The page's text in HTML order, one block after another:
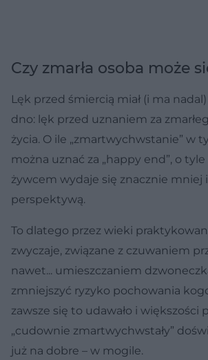
Czy zmarła osoba może
Lęk przed śmiercią miał (i ma
dno: lęk przed uznaniem za
życia. O ile „zmartwychwstanie” w
można uznać za „happy end”, o
żywcem wydaje się znacznie mniej
perspektywą.
To dlatego przez wieki
zwyczaje, związane z czuwaniem
nawet... umieszczaniem
zmniejszyć ryzyko pochowania
zawsze się to udawało i większości
„cudownie zmartwychwstały”
już na dobre – w mogile.